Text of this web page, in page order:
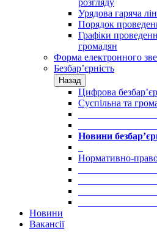
розгляду
Урядова гаряча
Порядок
Графіки
громадян
Форма електронного
Безбар’єрність
Назад
Цифрова
Суспільна та
Новини
Нормативно-
Новини
Вакансії